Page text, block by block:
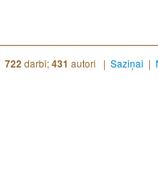
722 darbi;431 autori | Saziņai |